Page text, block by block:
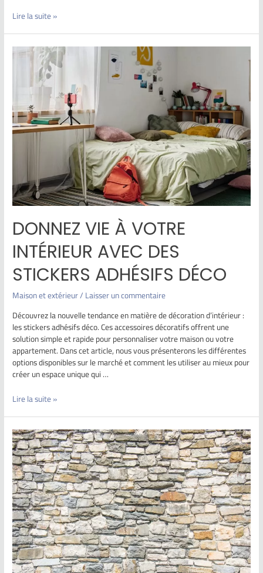
Lire la suite »
DONNEZ VIE À VOTRE
INTÉRIEUR AVEC DES
STICKERS ADHÉSIFS DÉCO
Maison et extérieur/Laisser un commentaire
Découvrez la nouvelle tendance en matière de décoration d’intérieur :
les stickers adhésifs déco. Ces accessoires décoratifs offrent une
solution simple et rapide pour personnaliser votre maison ou votre
appartement. Dans cet article, nous vous présenterons les différentes
options disponibles sur le marché et comment les utiliser au mieux pour
créer un espace unique qui …
Lire la suite »